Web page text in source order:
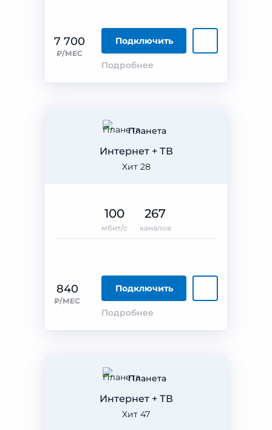
7 700
₽/МЕС
Подключить
Подробнее
Планета
Хит 28
Интернет + ТВ
840
₽/МЕС
Подключить
Подробнее
100
мбит/с
267
каналов
Планета
Хит 47
Интернет + ТВ